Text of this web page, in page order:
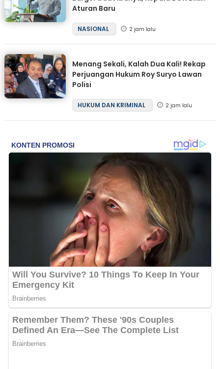
Aturan Baru
NASIONAL 2 jam lalu
Menang Sekali, Kalah Dua Kali! Rekap
Perjuangan Hukum Roy Suryo Lawan
Polisi
HUKUM DAN KRIMINAL 2 jam lalu